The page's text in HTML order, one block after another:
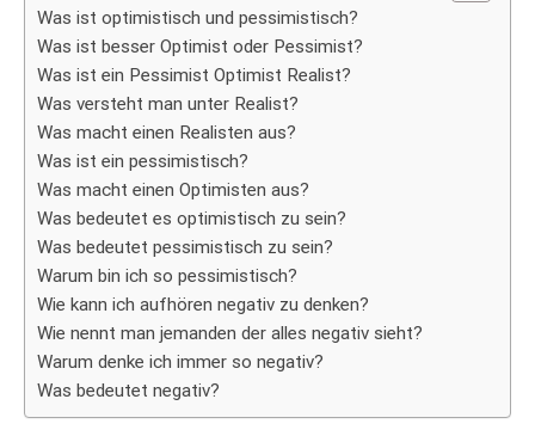
Was ist optimistisch und pessimistisch?
Was ist besser Optimist oder Pessimist?
Was ist ein Pessimist Optimist Realist?
Was versteht man unter Realist?
Was macht einen Realisten aus?
Was ist ein pessimistisch?
Was macht einen Optimisten aus?
Was bedeutet es optimistisch zu sein?
Was bedeutet pessimistisch zu sein?
Warum bin ich so pessimistisch?
Wie kann ich aufhören negativ zu denken?
Wie nennt man jemanden der alles negativ sieht?
Warum denke ich immer so negativ?
Was bedeutet negativ?